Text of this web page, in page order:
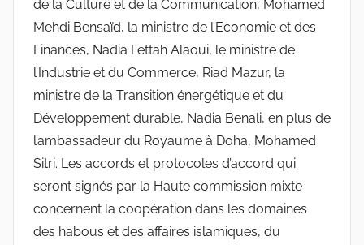
de la Culture et de la Communication, Mohamed
Mehdi Bensaïd, la ministre de l’Economie et des
Finances, Nadia Fettah Alaoui, le ministre de
l’Industrie et du Commerce, Riad Mazur, la
ministre de la Transition énergétique et du
Développement durable, Nadia Benali, en plus de
l’ambassadeur du Royaume à Doha, Mohamed
Sitri. Les accords et protocoles d’accord qui
seront signés par la Haute commission mixte
concernent la coopération dans les domaines
des habous et des affaires islamiques, du